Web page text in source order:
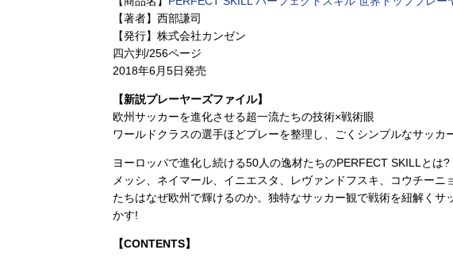
【著者】西部謙司
【発行】株式会社カンゼン
四六判/256ページ
2018年6月5日発売
【新説プレーヤーズファイル】
欧州サッカーを進化させる超一流たちの技術×戦術眼
ワールドクラスの選手ほどプレーを整理し、ごくシンプルなサッカ
ヨーロッパで進化し続ける50人の逸材たちのPERFECT SKILLとは?
メッシ、ネイマール、イニエスタ、レヴァンドフスキ、コウチー
たちはなぜ欧州で輝けるのか。独特なサッカー観で戦術を紐解く
かす!
【CONTENTS】